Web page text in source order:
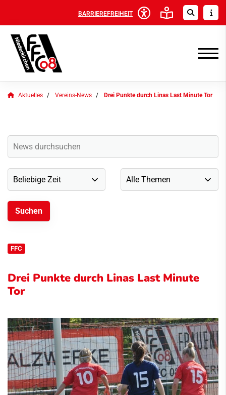
BARRIEREFREIHEIT
Aktuelles Vereins-News Drei Punkte durch Linas Last Minute Tor
FFC
Drei Punkte durch Linas Last Minute
Tor